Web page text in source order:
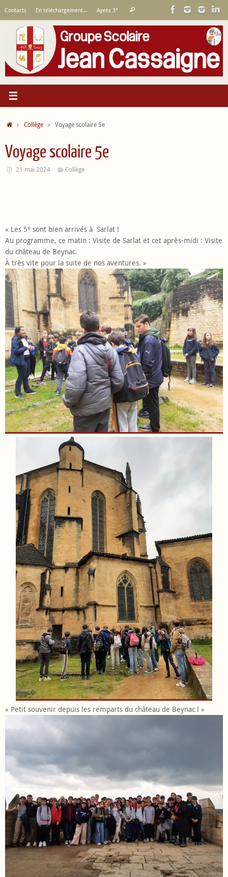
contenu
Contacts En téléchargement… Après 3°
Recherche
:
Rechercher
AccueilCollège Voyage scolaire 5e
Voyage scolaire 5e
21 mai 2024 Collège
« Les 5° sont bien arrivés à Sarlat !
Au programme, ce matin : Visite de Sarlat et cet après-midi : Visite
du château de Beynac.
À très vite pour la suite de nos aventures. »
« Petit souvenir depuis les remparts du château de Beynac ! »